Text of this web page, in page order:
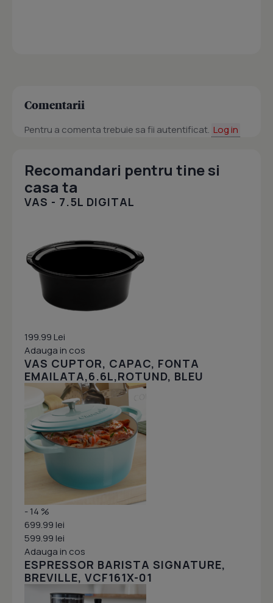
Comentarii
Pentru a comenta trebuie sa fii autentificat. Log in
Recomandari pentru tine si
casa ta
VAS - 7.5L DIGITAL
199.99 Lei
Adauga in cos
VAS CUPTOR, CAPAC, FONTA
EMAILATA,6.6L,ROTUND, BLEU
- 14 %
699.99 lei
599.99 lei
Adauga in cos
ESPRESSOR BARISTA SIGNATURE,
BREVILLE, VCF161X-01